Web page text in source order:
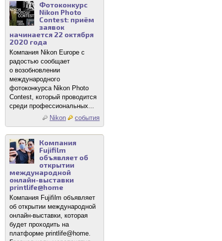
Фотоконкурс
Nikon Photo
Contest: приём
заявок
начинается 22 октября
2020 года
Компания Nikon Europe с
радостью сообщает
о возобновлении
международного
фотоконкурса Nikon Photo
Contest, который проводится
среди профессиональных...
Nikon
события
Компания
Fujifilm
объявляет об
открытии
международной
онлайн-выставки
printlife@home
Компания Fujifilm объявляет
об открытии международной
онлайн-выставки, которая
будет проходить на
платформе printlife@home.